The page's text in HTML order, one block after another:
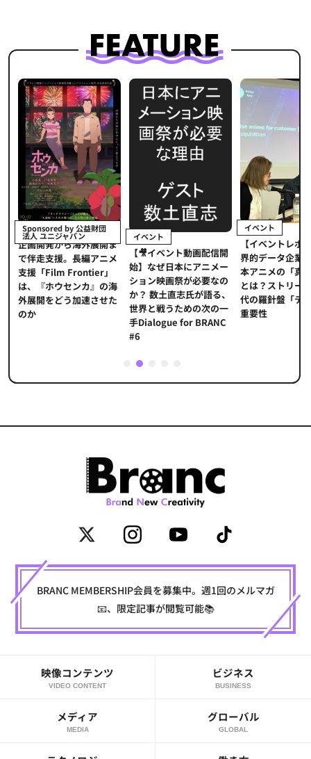
Sponsored by 公益財団
法人 ユニジャパン
企画開発から海外展開ま
で伴走支援。長編アニメ
支援「Film Frontier」
は、『ホウセンカ』の海
外展開をどう加速させた
のか
イベント
【🎥イベント動画配信開
始】なぜ日本にアニメー
ション映画祭が必要なの
か？ 数土直志氏が語る、
世界と戦うための次の一
手Dialogue for BRANC
#6
イベント
【イベントレポ
界的データ企業
本アニメの「真
とは？ストリー
代の羅針盤「デ
重要性
2
BRANC MEMBERSHIP会員を募集中。週1回のメルマガ
📧、限定記事が閲覧可能📚
映像コンテンツ
VIDEO CONTENT
ビジネス
BUSINESS
メディア
MEDIA
グローバル
GLOBAL